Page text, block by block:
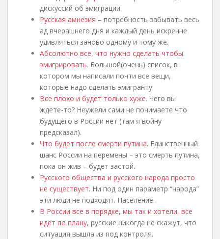
дискуссий об эмиграции.
Русская амнезия – потребность забывать весь
ад вчерашнего дня и каждый день искренне
удивляться заново одному и тому же.
Абсолютно все, что нужно сделать чтобы
эмигрировать. Большой(очень) список, в
котором мы написали почти все вещи,
которые надо сделать эмигранту.
Все плохо и будет только хуже. Чего вы
ждете-то? Неужели сами не понимаете что
будущего в России нет (там я войну
предсказал).
Что будет после смерти путина. Единственный
шанс России на перемены – это смерть путина,
пока он жив – будет застой.
Русского общества и русского народа просто
не существует. Ни под один параметр “народа”
эти люди не подходят. Население.
В России все в порядке, мы так и хотели, все
идет по плану, русские никогда не скажут, что
ситуация вышла из под контроля.